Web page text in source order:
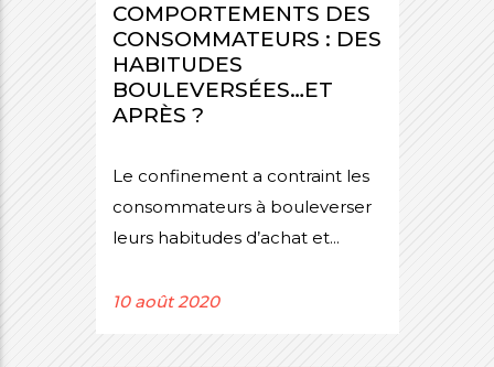
COMPORTEMENTS DES
CONSOMMATEURS : DES
HABITUDES
BOULEVERSÉES…ET
APRÈS ?
Le confinement a contraint les
consommateurs à bouleverser
leurs habitudes d’achat et...
10 août 2020